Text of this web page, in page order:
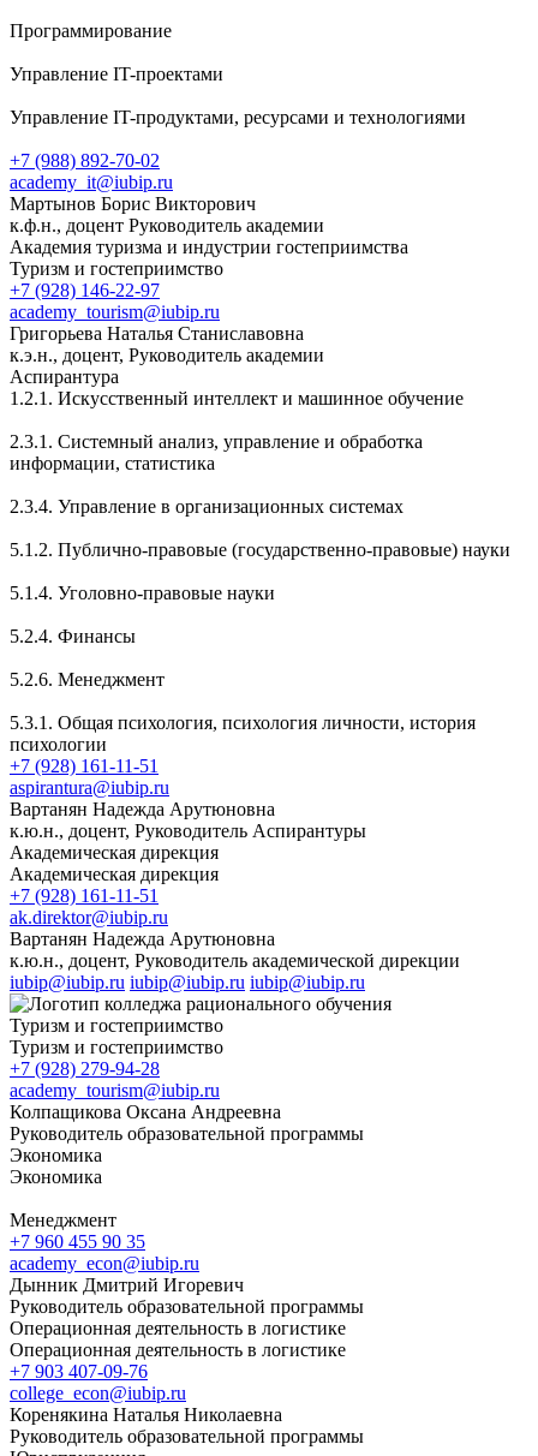
Программирование
Управление IT-проектами
Управление IT-продуктами, ресурсами и технологиями
+7 (988) 892-70-02
academy_it@iubip.ru
Мартынов Борис Викторович
к.ф.н., доцент Руководитель академии
Академия туризма и индустрии гостеприимства
Туризм и гостеприимство
+7 (928) 146-22-97
academy_tourism@iubip.ru
Григорьева Наталья Станиславовна
к.э.н., доцент, Руководитель академии
Аспирантура
1.2.1. Искусственный интеллект и машинное обучение
2.3.1. Системный анализ, управление и обработка
информации, статистика
2.3.4. Управление в организационных системах
5.1.2. Публично-правовые (государственно-правовые) науки
5.1.4. Уголовно-правовые науки
5.2.4. Финансы
5.2.6. Менеджмент
5.3.1. Общая психология, психология личности, история
психологии
+7 (928) 161-11-51
aspirantura@iubip.ru
Вартанян Надежда Арутюновна
к.ю.н., доцент, Руководитель Аспирантуры
Академическая дирекция
Академическая дирекция
+7 (928) 161-11-51
ak.direktor@iubip.ru
Вартанян Надежда Арутюновна
к.ю.н., доцент, Руководитель академической дирекции
iubip@iubip.ru iubip@iubip.ru iubip@iubip.ru
Туризм и гостеприимство
Туризм и гостеприимство
+7 (928) 279-94-28
academy_tourism@iubip.ru
Колпащикова Оксана Андреевна
Руководитель образовательной программы
Экономика
Экономика
Менеджмент
+7 960 455 90 35
academy_econ@iubip.ru
Дынник Дмитрий Игоревич
Руководитель образовательной программы
Операционная деятельность в логистике
Операционная деятельность в логистике
+7 903 407-09-76
college_econ@iubip.ru
Коренякина Наталья Николаевна
Руководитель образовательной программы